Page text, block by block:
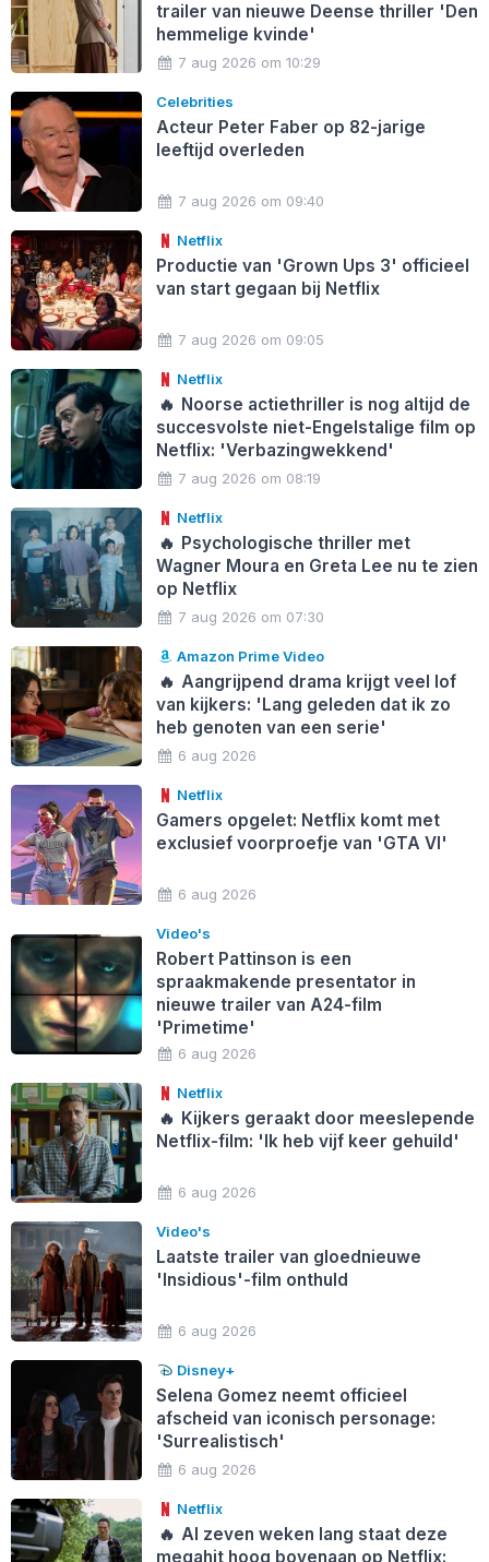
trailer van nieuwe Deense thriller 'Den
hemmelige kvinde'
7 aug 2026 om 10:29
Celebrities
Acteur Peter Faber op 82-jarige
leeftijd overleden
7 aug 2026 om 09:40
Netflix
Productie van 'Grown Ups 3' officieel
van start gegaan bij Netflix
7 aug 2026 om 09:05
Netflix
🔥 Noorse actiethriller is nog altijd de
succesvolste niet-Engelstalige film op
Netflix: 'Verbazingwekkend'
7 aug 2026 om 08:19
Netflix
🔥 Psychologische thriller met
Wagner Moura en Greta Lee nu te zien
op Netflix
7 aug 2026 om 07:30
Amazon Prime Video
🔥 Aangrijpend drama krijgt veel lof
van kijkers: 'Lang geleden dat ik zo
heb genoten van een serie'
6 aug 2026
Netflix
Gamers opgelet: Netflix komt met
exclusief voorproefje van 'GTA VI'
6 aug 2026
Video's
Robert Pattinson is een
spraakmakende presentator in
nieuwe trailer van A24-film
'Primetime'
6 aug 2026
Netflix
🔥 Kijkers geraakt door meeslepende
Netflix-film: 'Ik heb vijf keer gehuild'
6 aug 2026
Video's
Laatste trailer van gloednieuwe
'Insidious'-film onthuld
6 aug 2026
Disney+
Selena Gomez neemt officieel
afscheid van iconisch personage:
'Surrealistisch'
6 aug 2026
Netflix
🔥 Al zeven weken lang staat deze
megahit hoog bovenaan op Netflix: